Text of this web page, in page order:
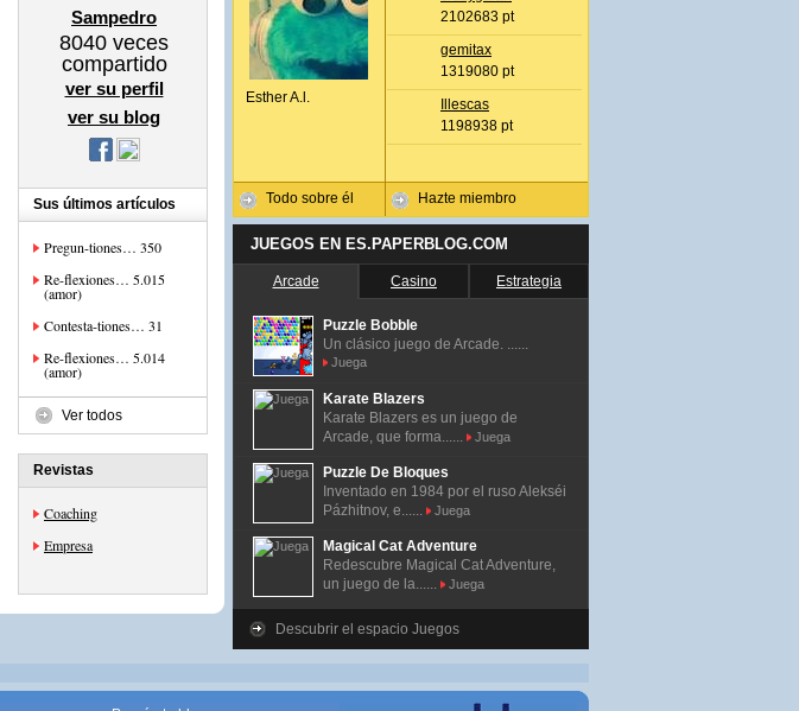
Sampedro
8040 veces
compartido
ver su perfil
ver su blog
Sus últimos artículos
Pregun-tiones… 350
Re-flexiones… 5.015
(amor)
Contesta-tiones… 31
Re-flexiones… 5.014
(amor)
Ver todos
Revistas
Coaching
Empresa
Esther A.l.
Todo sobre él
2102683 pt
gemitax
1319080 pt
Illescas
1198938 pt
Hazte miembro
JUEGOS EN ES.PAPERBLOG.COM
Arcade Casino Estrategia
Puzzle Bobble
Un clásico juego de Arcade. ......
Juega
Karate Blazers
Karate Blazers es un juego de
Arcade, que forma......
Juega
Puzzle De Bloques
Inventado en 1984 por el ruso Alekséi
Pázhitnov, e......
Juega
Magical Cat Adventure
Redescubre Magical Cat Adventure,
un juego de la......
Juega
Descubrir el espacio Juegos